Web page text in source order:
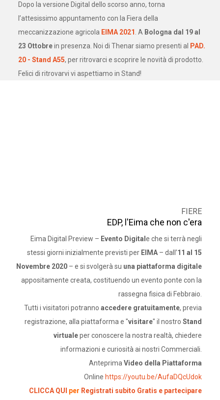
Dopo la versione Digital dello scorso anno, torna
l’attesissimo appuntamento con la Fiera della
meccanizzazione agricola EIMA 2021 . A Bologna dal 19 al
23 Ottobrein presenza. Noi di Thenar siamo presenti al
PAD.
20 - Stand A55, per ritrovarci e scoprire le novità di prodotto.
Felici di ritrovarvi vi aspettiamo in Stand!
FIERE
EDP, l'Eima che non c'era
Eima Digital Preview – Evento Digitale che si terrà negli
stessi giorni inizialmente previsti per EIMA – dall’11 al 15
Novembre 2020 – e si svolgerà su una piattaforma digitale
appositamente creata, costituendo un evento ponte con la
rassegna fisica di Febbraio.
Tutti i visitatori potrannoaccedere gratuitamente, previa
registrazione, alla piattaforma e "visitare" il nostroStand
virtualeper conoscere la nostra realtà, chiedere
informazioni e curiosità ai nostri Commerciali.
AnteprimaVideo della Piattaforma
Online https://youtu.be/AufaDQcUdok
CLICCA QUI per Registrati subito Gratis e partecipare